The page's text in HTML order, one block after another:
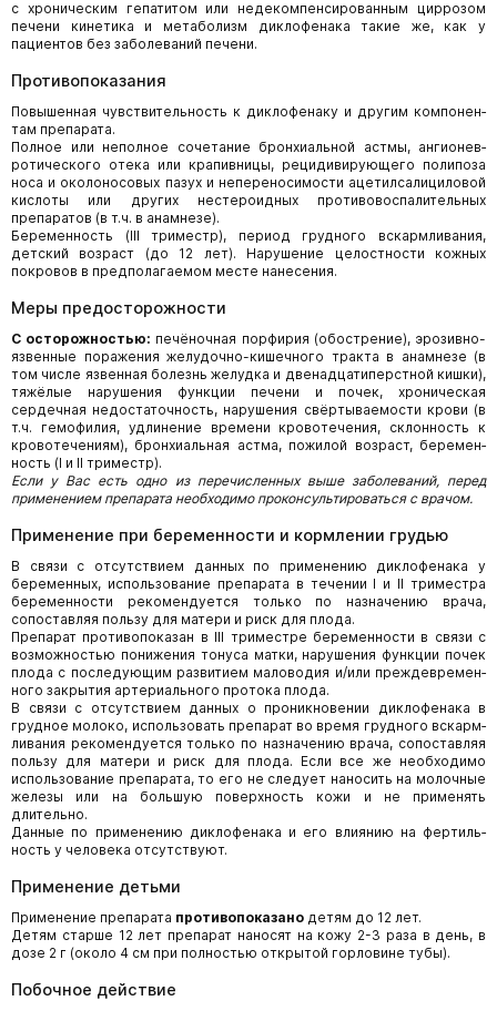
с хроническим гепатитом или недекомпенсированным циррозом
печени кинетика и метаболизм диклофенака такие же, как у
пациентов без заболеваний печени.
Противопоказания
Повышенная чувствительность к диклофенаку и другим компонен­
там препарата.
Полное или неполное сочетание бронхиальной астмы, ангионев­
ротического отека или крапивницы, рецидивирующего полипоза
носа и околоносовых пазух и непереносимости ацетилсалицило­вой
кислоты или других нестероидных противовоспалительных
препаратов (в т.ч. в анамнезе).
Беременность (III триместр), период грудного вскармливания,
детский возраст (до 12 лет). Нарушение целостности кожных
покровов в предполагаемом месте нанесения.
Меры предосторожности
С осторожностью: печёночная порфирия (обострение), эрозив­но-
язвенные поражения желудочно-кишечного тракта в анамнезе (в
том числе язвенная болезнь желудка и двенадцатиперстной кишки),
тяжёлые нарушения функции печени и почек, хроническая
сердечная недостаточность, нарушения свёртываемости крови (в
т.ч. гемофилия, удлинение времени кровотечения, склонность к
кровотечениям), бронхиальная астма, пожилой возраст, беремен­
ность (I и II триместр).
Если у Вас есть одно из перечисленных выше заболеваний, перед
применением препарата необходимо проконсультироваться с врачом.
Применение при беременности и кормлении грудью
В связи с отсутствием данных по применению диклофенака у
беременных, использование препарата в течении I и II триместра
беременности рекомендуется только по назначению врача,
сопоставляя пользу для матери и риск для плода.
Препарат противопоказан в III триместре беременности в связи с
возможностью понижения тонуса матки, нарушения функции почек
плода с последующим развитием маловодия и/или преждевремен­
ного закрытия артериального протока плода.
В связи с отсутствием данных о проникновении диклофенака в
грудное молоко, использовать препарат во время грудного вскарм­
ливания рекомендуется только по назначению врача, сопоставляя
пользу для матери и риск для плода. Если все же необходимо
использование препарата, то его не следует наносить на молочные
железы или на большую поверхность кожи и не применять
длительно.
Данные по применению диклофенака и его влиянию на фертиль­
ность у человека отсутствуют.
Применение детьми
Применение препарата противопоказано детям до 12 лет.
Детям старше 12 лет препарат наносят на кожу 2-3 раза в день, в
дозе 2 г (около 4 см при полностью открытой горловине тубы).
Побочное действие